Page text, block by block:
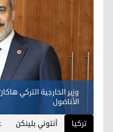
وزير الخارجية التركي
الأناضول
ترکیا
أنتوني بلينكن